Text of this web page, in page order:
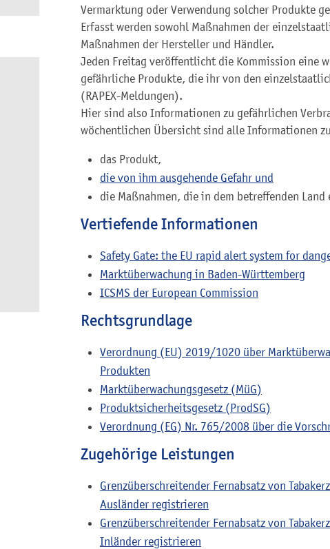
Vermarktung oder Verwendung solcher Produkte
Erfasst werden sowohl Maßnahmen der
Maßnahmen der Hersteller und Händler.
Jeden Freitag veröffentlicht die Kommission eine
gefährliche Produkte, die ihr von den
(RAPEX-Meldungen).
Hier sind also Informationen zu gefährlichen
wöchentlichen Übersicht sind alle Informationen
das Produkt,
die von ihm ausgehende Gefahr und
die Maßnahmen, die in dem betreffenden
Vertiefende Informationen
Safety Gate: the EU rapid alert system for
Marktüberwachung in Baden-Württemberg
ICSMS der European Commission
Rechtsgrundlage
Verordnung (EU) 2019/1020 über
Produkten
Marktüberwachungsgesetz (MüG)
Produktsicherheitsgesetz (ProdSG)
Verordnung (EG) Nr. 765/2008 über die
Zugehörige Leistungen
Grenzüberschreitender Fernabsatz von
Ausländer registrieren
Grenzüberschreitender Fernabsatz von
Inländer registrieren